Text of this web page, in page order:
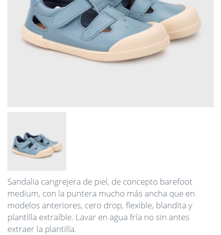
Sandalia cangrejera de piel, de concepto barefoot
medium, con la puntera mucho más ancha que en
modelos anteriores, cero drop, flexible, blandita y
plantilla extraíble. Lavar en agua fría no sin antes
extraer la plantilla.